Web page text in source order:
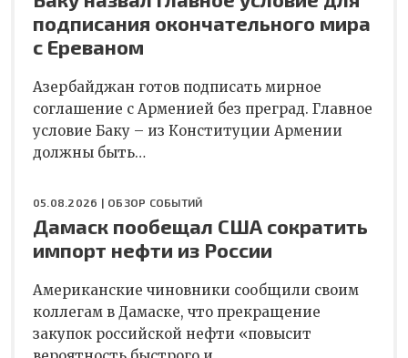
подписания окончательного мира
с Ереваном
Азербайджан готов подписать мирное
соглашение с Арменией без преград. Главное
условие Баку – из Конституции Армении
должны быть…
05.08.2026 | ОБЗОР СОБЫТИЙ
Дамаск пообещал США сократить
импорт нефти из России
Американские чиновники сообщили своим
коллегам в Дамаске, что прекращение
закупок российской нефти «повысит